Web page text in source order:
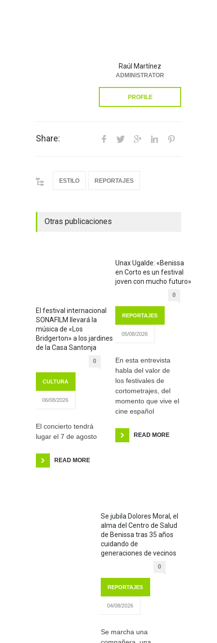
Raúl Martínez
ADMINISTRATOR
PROFILE
Share:
ESTILO REPORTAJES
Otras publicaciones
El festival internacional
SONAFILM llevará la
música de «Los
Bridgerton» a los jardines
de la Casa Santonja
0
CULTURA
06/08/2026
El concierto tendrá
lugar el 7 de agosto
READ MORE
Unax Ugalde: «Benissa
en Corto es un festival
joven con mucho futuro»
0
REPORTAJES
05/08/2026
En esta entrevista
habla del valor de
los festivales de
cortometrajes, del
momento que vive el
cine español
READ MORE
Se jubila Dolores Moral, el
alma del Centro de Salud
de Benissa tras 35 años
cuidando de
generaciones de vecinos
0
REPORTAJES
04/08/2026
Se marcha una